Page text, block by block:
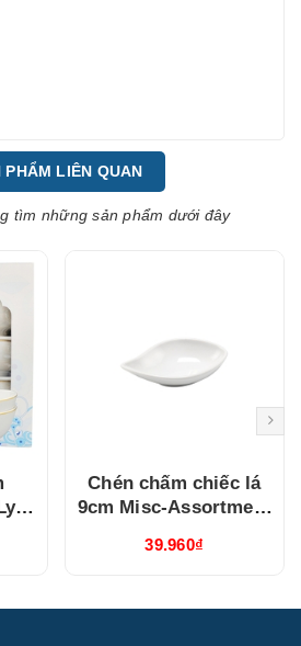
PHẨM LIÊN QUAN
tìm những sản phẩm dưới đây
Chén chấm chiếc lá
9cm Misc-Assortment
(640916000)
39.960₫